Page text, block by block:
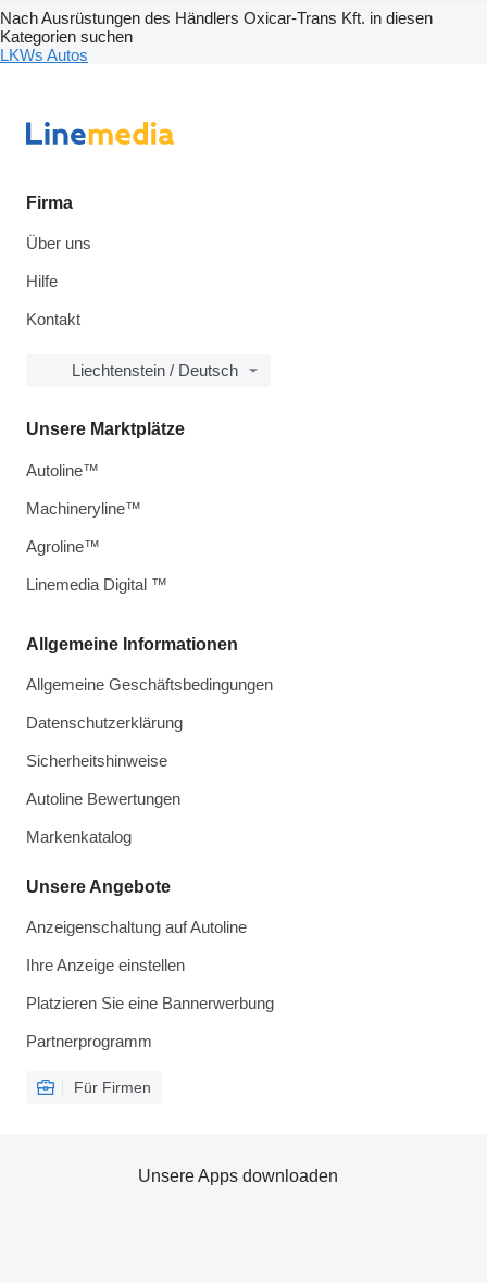
Nach Ausrüstungen des Händlers Oxicar-Trans Kft. in diesen
Kategorien suchen
LKWs Autos
Firma
Über uns
Hilfe
Kontakt
Liechtenstein / Deutsch
Allgemeine Informationen
Allgemeine Geschäftsbedingungen
Datenschutzerklärung
Sicherheitshinweise
Autoline Bewertungen
Markenkatalog
Unsere Angebote
Anzeigenschaltung auf Autoline
Ihre Anzeige einstellen
Platzieren Sie eine Bannerwerbung
Partnerprogramm
Für Firmen
Unsere Marktplätze
Autoline™
Machineryline™
Agroline™
Linemedia Digital ™
Unsere Apps downloaden